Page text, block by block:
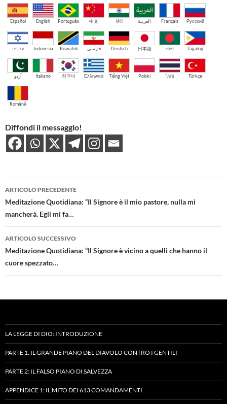
Español English Português 中文 हिंदी العربية Français Русский
עברית Indonesia Kiswahili فارسی Deutsch 日本語 বাংলা Tagalog
اُردو Italiano 한국어 Ελληνικά Tiếng Việt Polski ไทย Türkçe
Română
Diffondi il messaggio!
Navigazione
articolo
ARTICOLO PRECEDENTE
Meditazione Quotidiana: “Il Signore è il mio pastore, nulla mi
mancherà. Egli mi fa…
ARTICOLO SUCCESSIVO
Meditazione Quotidiana: “Il Signore è vicino a quelli che hanno il
cuore spezzato…
LA LEGGE DI DIO: INTRODUZIONE
PARTE 1: IL GRANDE PIANO DEL DIAVOLO CONTRO I GENTILI
PARTE 2: IL FALSO PIANO DI SALVEZZA
APPENDICE 1: IL MITO DEI 613 COMANDAMENTI